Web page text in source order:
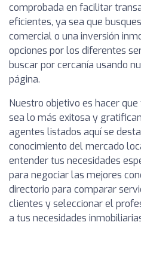
comprobada en facilitar
eficientes, ya sea que
comercial o una inversión
opciones por los diferentes
buscar por cercanía usando
página.
Nuestro objetivo es hacer
sea lo más exitosa y
agentes listados aquí se
conocimiento del mercado
entender tus necesidades
para negociar las mejores
directorio para comparar
clientes y seleccionar el
a tus necesidades